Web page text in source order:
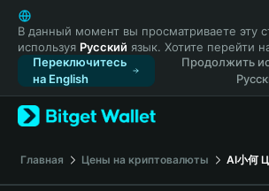
English
日本語
Tiếng Việt
Русский
Español (Latinoamérica)
Türkçe
Français
Deutsch
В данный момент вы просматриваете эту
используя Русский язык. Хотите перейти
Переключитесь
на English
Продолжить
Главная Цены на криптовалюты AI小何